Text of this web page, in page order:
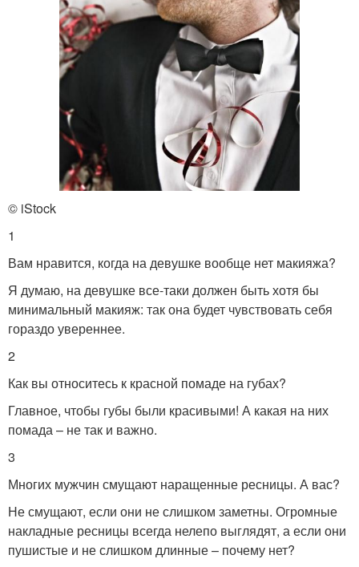
© iStock
1
Вам нравится, когда на девушке вообще нет макияжа?
Я думаю, на девушке все-таки должен быть хотя бы
минимальный макияж: так она будет чувствовать себя
гораздо увереннее.
2
Как вы относитесь к красной помаде на губах?
Главное, чтобы губы были красивыми! А какая на них
помада – не так и важно.
3
Многих мужчин смущают наращенные ресницы. А вас?
Не смущают, если они не слишком заметны. Огромные
накладные ресницы всегда нелепо выглядят, а если они
пушистые и не слишком длинные – почему нет?